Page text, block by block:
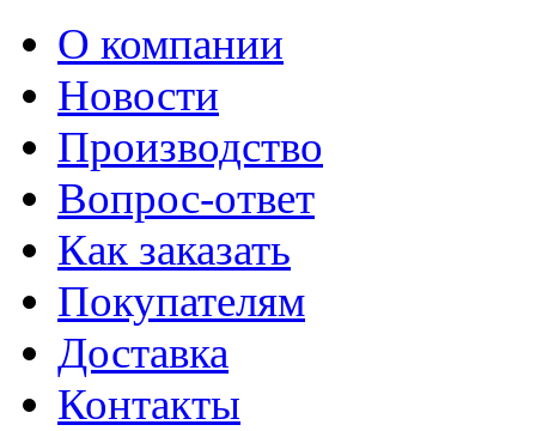
О компании
Новости
Производство
Вопрос-ответ
Как заказать
Покупателям
Доставка
Контакты